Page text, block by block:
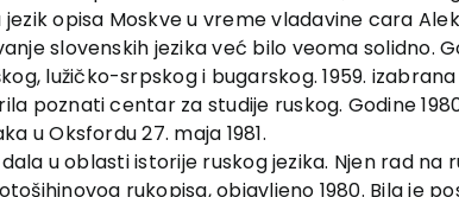
opisa Moskve u vreme vladavine cara
slovenskih jezika već bilo veoma solidno.
lužičko-srpskog i bugarskog. 1959.
poznati centar za studije ruskog. Godine
u Oksfordu 27. maja 1981.
u oblasti istorije ruskog jezika. Njen rad
rukopisa, objavljeno 1980. Bila je